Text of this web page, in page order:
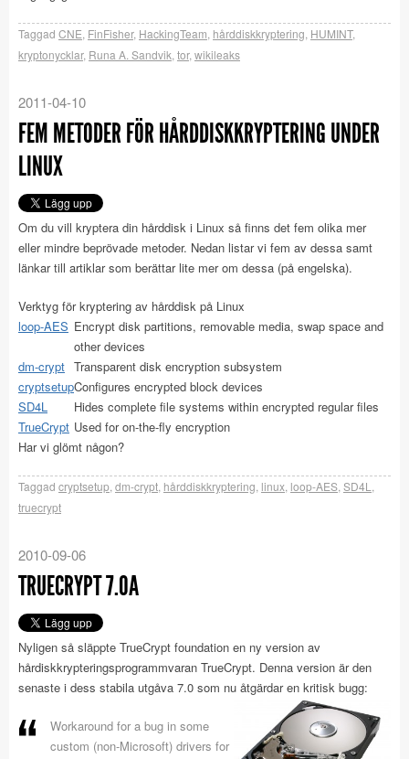
Taggad CNE FinFisher, HackingTeam hårddiskkryptering HUMINT,
kryptonycklar, Runa A. Sandvik tor, wikileaks
2011-04-10
FEM METODER FÖR HÅRDDISKKRYPTERING UNDER
LINUX
Om du vill kryptera din hårddisk i Linux så finns det fem olika mer
eller mindre beprövade metoder. Nedan listar vi fem av dessa samt
länkar till artiklar som berättar lite mer om dessa (på engelska).
Verktyg för kryptering av hårddisk på Linux
loop-AES Encrypt disk partitions, removable media, swap space and
other devices
dm-crypt Transparent disk encryption subsystem
cryptsetupConfigures encrypted block devices
SD4L
Hides complete file systems within encrypted regular files
TrueCrypt Used for on-the-fly encryption
Har vi glömt någon?
Taggad cryptsetup dm-crypt hårddiskkryptering linux loop-AES SD4L
truecrypt
2010-09-06
TRUECRYPT 7.0A
Nyligen så släppte TrueCrypt foundation en ny version av
hårdiskkrypteringsprogrammvaran TrueCrypt. Denna version är den
senaste i dess stabila utgåva 7.0 som nu åtgärdar en kritisk bugg:
Workaround for a bug in some
custom (non-Microsoft) drivers for